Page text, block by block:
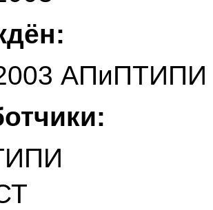
АПиПТИПИ